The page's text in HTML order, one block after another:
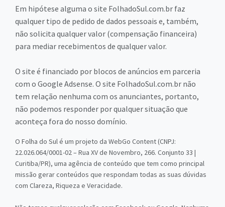
Em hipótese alguma o site FolhadoSul.com.br faz
qualquer tipo de pedido de dados pessoais e, também,
não solicita qualquer valor (compensação financeira)
para mediar recebimentos de qualquer valor.
O site é financiado por blocos de anúncios em parceria
com o Google Adsense. O site FolhadoSul.com.br não
tem relação nenhuma com os anunciantes, portanto,
não podemos responder por qualquer situação que
aconteça fora do nosso domínio.
O Folha do Sul é um projeto da WebGo Content (CNPJ:
22.026.064/0001-02 – Rua XV de Novembro, 266. Conjunto 33 |
Curitiba/PR), uma agência de conteúdo que tem como principal
missão gerar conteúdos que respondam todas as suas dúvidas
com Clareza, Riqueza e Veracidade.